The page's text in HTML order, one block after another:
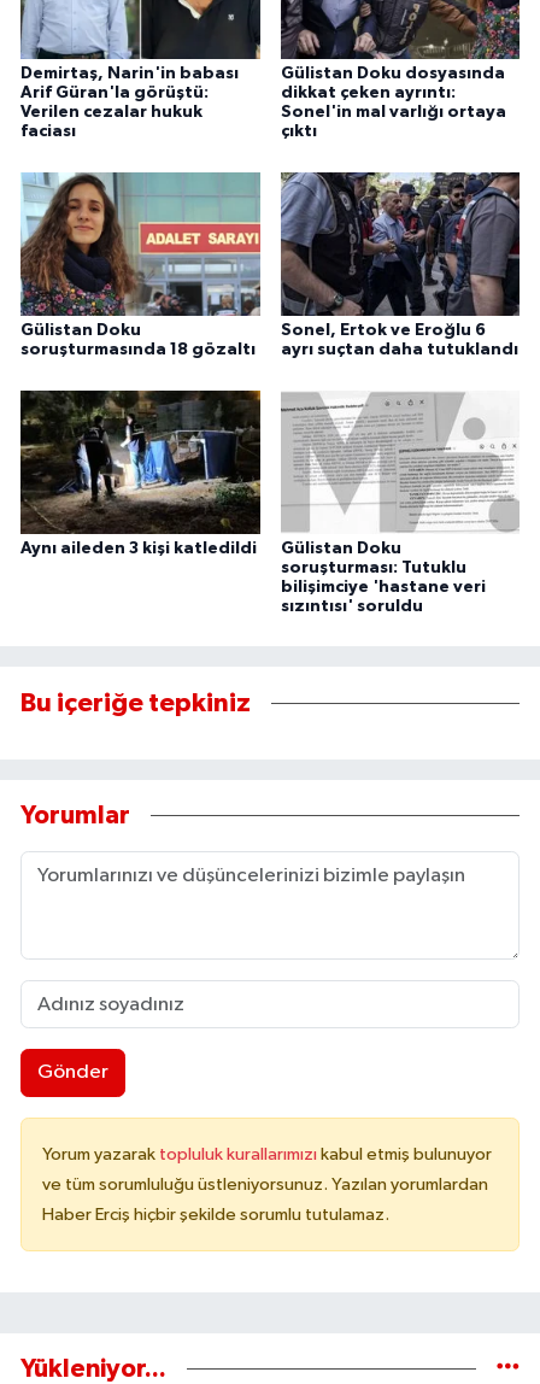
Demirtaş, Narin'in babası
Arif Güran'la görüştü:
Verilen cezalar hukuk
faciası
Gülistan Doku dosyasında
dikkat çeken ayrıntı:
Sonel'in mal varlığı ortaya
çıktı
Gülistan Doku
soruşturmasında 18 gözaltı
Sonel, Ertok ve Eroğlu 6
ayrı suçtan daha tutuklandı
Aynı aileden 3 kişi katledildi
Gülistan Doku
soruşturması: Tutuklu
bilişimciye 'hastane veri
sızıntısı' soruldu
Bu içeriğe tepkiniz
Yorumlar
Gönder
Yorum yazarak topluluk kurallarımızı kabul etmiş bulunuyor
ve tüm sorumluluğu üstleniyorsunuz. Yazılan yorumlardan
Haber Erciş hiçbir şekilde sorumlu tutulamaz.
Yükleniyor...